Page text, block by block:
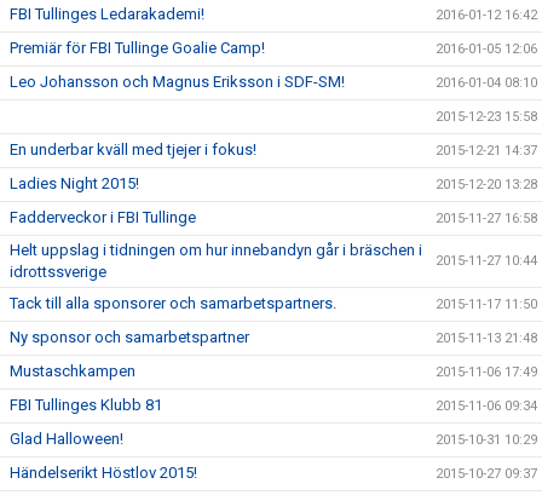
FBI Tullinges Ledarakademi! 2016-01-12 16:42
Premiär för FBI Tullinge Goalie Camp! 2016-01-05 12:06
Leo Johansson och Magnus Eriksson i SDF-SM! 2016-01-04 08:10
2015-12-23 15:58
En underbar kväll med tjejer i fokus! 2015-12-21 14:37
Ladies Night 2015! 2015-12-20 13:28
Fadderveckor i FBI Tullinge 2015-11-27 16:58
Helt uppslag i tidningen om hur innebandyn går i bräschen i
idrottssverige
2015-11-27 10:44
Tack till alla sponsorer och samarbetspartners. 2015-11-17 11:50
Ny sponsor och samarbetspartner 2015-11-13 21:48
Mustaschkampen 2015-11-06 17:49
FBI Tullinges Klubb 81 2015-11-06 09:34
Glad Halloween! 2015-10-31 10:29
Händelserikt Höstlov 2015! 2015-10-27 09:37